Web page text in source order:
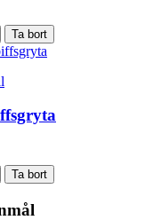
Ta bort
Ta bort